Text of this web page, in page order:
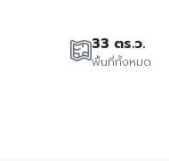
33 ตร.ว.
พื้นที่ทั้งหมด